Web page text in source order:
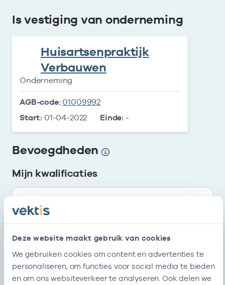
Deze website maakt gebruik van cookies
We gebruiken cookies om content en advertenties te
personaliseren, om functies voor social media te bieden
en om ons websiteverkeer te analyseren. Ook delen we
Is vestiging van onderneming
Huisartsenpraktijk
Verbauwen
Onderneming
AGB-code: 01009992
Start: 01-04-2022 Einde: -
Bevoegdheden
Mijn kwalificaties
Huisartsenpraktijk 0100
Start
01-04-2022
Einde
-
Mijn erkenningen